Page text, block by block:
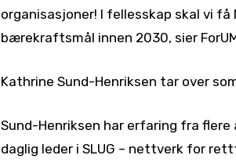
organisasjoner! I fellesskap skal vi
bærekraftsmål innen 2030, sier
Kathrine Sund-Henriksen tar over
Sund-Henriksen har erfaring fra flere
daglig leder i SLUG – nettverk for